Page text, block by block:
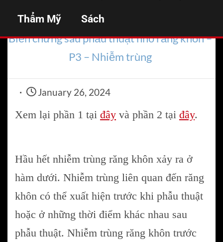
Thẩm Mỹ Sách
Home
Biến chứng sau phẫu thuật nhổ răng khôn –
P3 – Nhiễm trùng
January 26, 2024
Xem lại phần 1 tại đây và phần 2 tại đây.
Hầu hết nhiễm trùng răng khôn xảy ra ở
hàm dưới. Nhiễm trùng liên quan đến răng
khôn có thể xuất hiện trước khi phẫu thuật
hoặc ở những thời điểm khác nhau sau
phẫu thuật. Nhiễm trùng răng khôn trước